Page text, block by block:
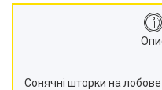
Сонячні шторки на